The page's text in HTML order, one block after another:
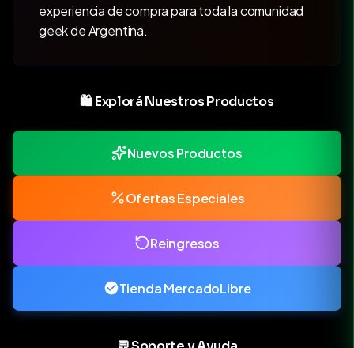
experiencia de compra para toda la comunidad
geek de Argentina.
🛍️ Explorá Nuestros Productos
Nuevos Productos
Ofertas Especiales
Reingresos
Tienda MercadoLibre